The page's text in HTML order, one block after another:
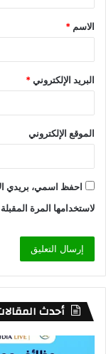
الاسم *
البريد الإلكتروني*
الموقع الإلكتروني
احفظ اسمي، بريدي
لاستخدامها المرة
أحدث